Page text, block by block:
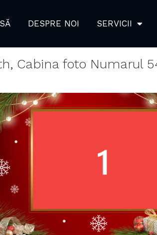
DESPRE NOI SERVICII
Cabina foto Numarul